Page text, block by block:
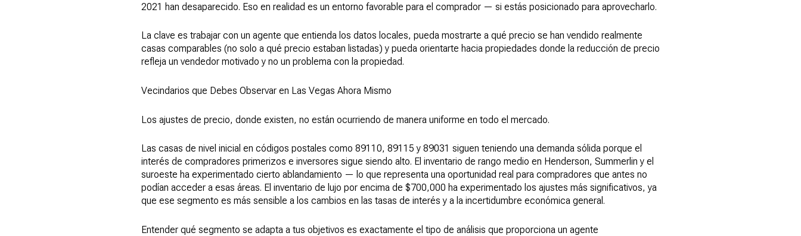
2021 han desaparecido. Eso en realidad es un entorno favorable para el comprador — si estás posicionado para aprovecharlo.
La clave es trabajar con un agente que entienda los datos locales, pueda mostrarte a qué precio se han vendido realmente
casas comparables (no solo a qué precio estaban listadas) y pueda orientarte hacia propiedades donde la reducción de precio
refleja un vendedor motivado y no un problema con la propiedad.
Vecindarios que Debes Observar en Las Vegas Ahora Mismo
Los ajustes de precio, donde existen, no están ocurriendo de manera uniforme en todo el mercado.
Las casas de nivel inicial en códigos postales como 89110, 89115 y 89031 siguen teniendo una demanda sólida porque el
interés de compradores primerizos e inversores sigue siendo alto. El inventario de rango medio en Henderson, Summerlin y el
suroeste ha experimentado cierto ablandamiento — lo que representa una oportunidad real para compradores que antes no
podían acceder a esas áreas. El inventario de lujo por encima de $700,000 ha experimentado los ajustes más significativos, ya
que ese segmento es más sensible a los cambios en las tasas de interés y a la incertidumbre económica general.
Entender qué segmento se adapta a tus objetivos es exactamente el tipo de análisis que proporciona un agente